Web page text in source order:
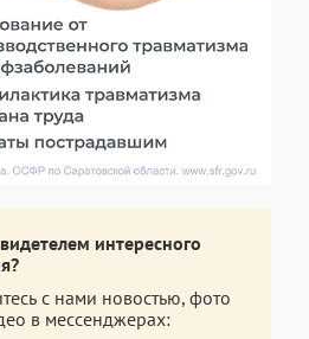
интересного
с нами новостью, фото
в мессенджерах: